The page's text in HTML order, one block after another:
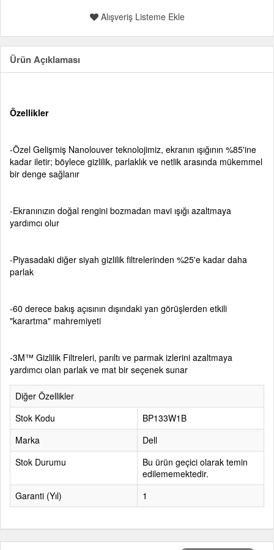
Alışveriş Listeme Ekle
Ürün Açıklaması
Özellikler
-Özel Gelişmiş Nanolouver teknolojimiz, ekranın ışığının %85'ine
kadar iletir; böylece gizlilik, parlaklık ve netlik arasında mükemmel
bir denge sağlanır
-Ekranınızın doğal rengini bozmadan mavi ışığı azaltmaya
yardımcı olur
-Piyasadaki diğer siyah gizlilik filtrelerinden %25'e kadar daha
parlak
-60 derece bakış açısının dışındaki yan görüşlerden etkili
"karartma" mahremiyeti
-3M™ Gizlilik Filtreleri, parıltı ve parmak izlerini azaltmaya
yardımcı olan parlak ve mat bir seçenek sunar
Diğer Özellikler
Stok Kodu
BP133W1B
Marka
Dell
Stok Durumu
Bu ürün geçici olarak temin
edilememektedir.
Garanti (Yıl)
1